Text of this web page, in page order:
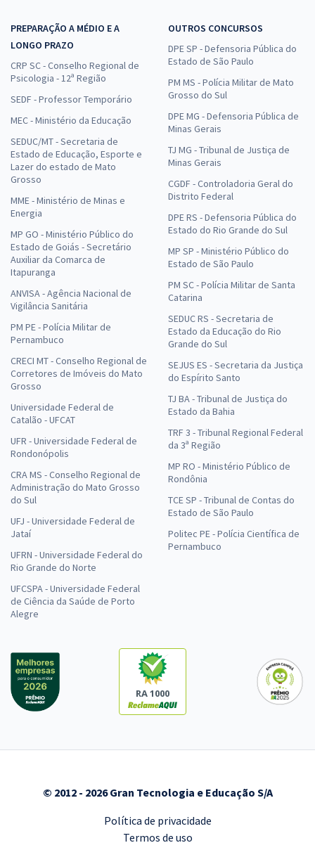
PREPARAÇÃO A MÉDIO E A
LONGO PRAZO
CRP SC - Conselho Regional de
Psicologia - 12ª Região
SEDF - Professor Temporário
MEC - Ministério da Educação
SEDUC/MT - Secretaria de
Estado de Educação, Esporte e
Lazer do estado de Mato
Grosso
MME - Ministério de Minas e
Energia
MP GO - Ministério Público do
Estado de Goiás - Secretário
Auxiliar da Comarca de
Itapuranga
ANVISA - Agência Nacional de
Vigilância Sanitária
PM PE - Polícia Militar de
Pernambuco
CRECI MT - Conselho Regional de
Corretores de Imóveis do Mato
Grosso
Universidade Federal de
Catalão - UFCAT
UFR - Universidade Federal de
Rondonópolis
CRA MS - Conselho Regional de
Administração do Mato Grosso
do Sul
UFJ - Universidade Federal de
Jataí
UFRN - Universidade Federal do
Rio Grande do Norte
UFCSPA - Universidade Federal
de Ciência da Saúde de Porto
Alegre
OUTROS CONCURSOS
DPE SP - Defensoria Pública do
Estado de São Paulo
PM MS - Polícia Militar de Mato
Grosso do Sul
DPE MG - Defensoria Pública de
Minas Gerais
TJ MG - Tribunal de Justiça de
Minas Gerais
CGDF - Controladoria Geral do
Distrito Federal
DPE RS - Defensoria Pública do
Estado do Rio Grande do Sul
MP SP - Ministério Público do
Estado de São Paulo
PM SC - Polícia Militar de Santa
Catarina
SEDUC RS - Secretaria de
Estado da Educação do Rio
Grande do Sul
SEJUS ES - Secretaria da Justiça
do Espírito Santo
TJ BA - Tribunal de Justiça do
Estado da Bahia
TRF 3 - Tribunal Regional Federal
da 3ª Região
MP RO - Ministério Público de
Rondônia
TCE SP - Tribunal de Contas do
Estado de São Paulo
Politec PE - Polícia Científica de
Pernambuco
RA 1000
© 2012 - 2026 Gran Tecnologia e Educação S/A
Política de privacidade
Termos de uso